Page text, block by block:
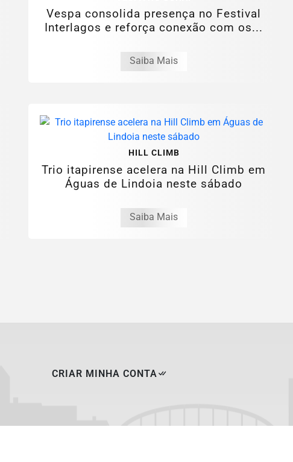
Vespa consolida presença no Festival
Interlagos e reforça conexão com os...
Saiba Mais
HILL CLIMB
Trio itapirense acelera na Hill Climb em
Águas de Lindoia neste sábado
Saiba Mais
CRIAR MINHA CONTA